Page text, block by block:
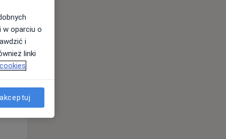
Wt,
w oparciu o
i
linki